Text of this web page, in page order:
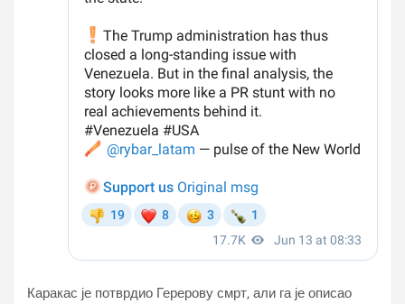
Каракас је потврдио Герерову смрт, али га је описао